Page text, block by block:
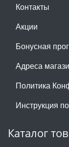
Контакты
Акции
Бонусная
Адреса
Политика
Инструкция
Каталог